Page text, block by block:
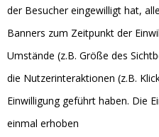
der Besucher eingewilligt hat,
Banners zum Zeitpunkt der
Umstände (z.B. Größe des
die Nutzerinteraktionen (z.B.
Einwilligung geführt haben. Die
einmal erhoben